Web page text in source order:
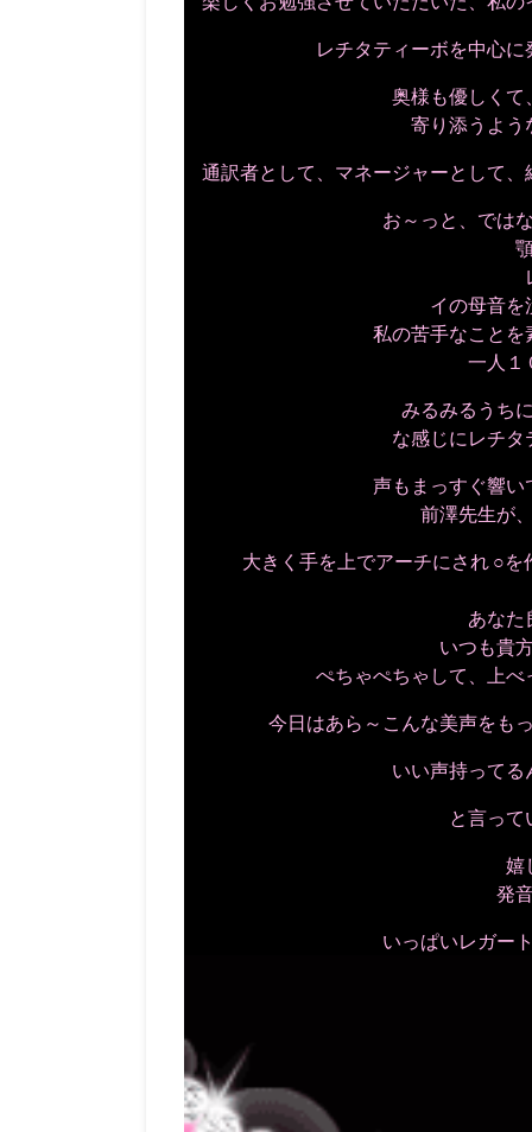
レチタティーボを中心
奥様も優しくて
寄り添うよう
通訳者として、マネージャーとして
お～っと、では
イの母音を
私の苦手なことを
一人１
みるみるうち
な感じにレチ
声もまっすぐ響い
前澤先生が
大きく手を上でアーチにされ ○
あなた
いつも貴
ぺちゃぺちゃして、上
今日はあら～こんな美声をも
いい声持って
と言って
嬉
発
いっぱいレガー